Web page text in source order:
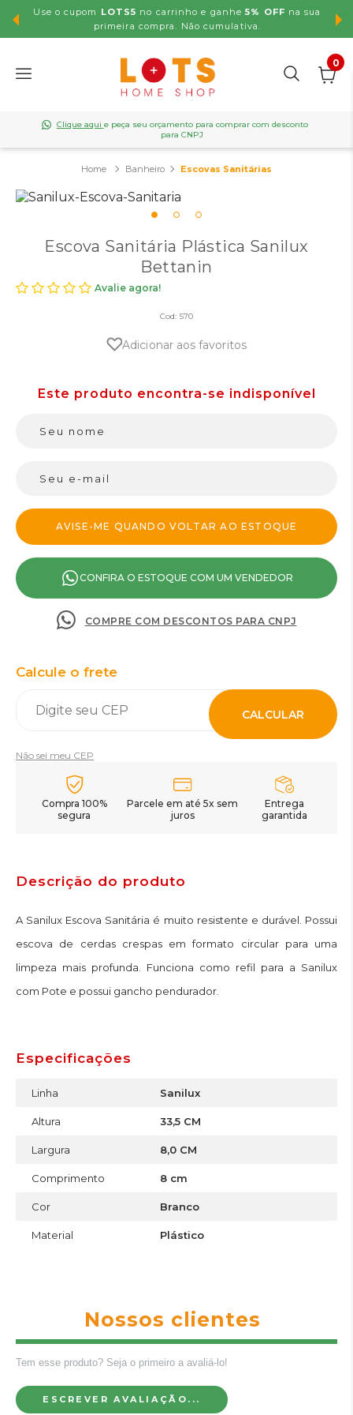
Use o cupom LOTS5 no carrinho e ganhe5% OFF na sua
primeira compra. Não cumulativa.
0
Clique aqui e peça seu orçamento para comprar com desconto
para CNPJ
Banheiro Escovas Sanitárias
Escova Sanitária Plástica Sanilux
Bettanin
Avalie agora!
Cod: 570
Adicionar aos favoritos
CONFIRA O ESTOQUE COM UM VENDEDOR
COMPRE COM DESCONTOS PARA CNPJ
Calcule o frete
CALCULAR
Não sei meu CEP
Compra 100%
segura
Parcele em até 5x sem
juros
Entrega
garantida
Descrição do produto
A Sanilux Escova Sanitária é muito resistente e durável. Possui
escova de cerdas crespas em formato circular para uma
limpeza mais profunda. Funciona como refil para a Sanilux
com Pote e possui gancho pendurador.
Especificações
Linha Sanilux
Altura 33,5 CM
Largura 8,0 CM
Comprimento 8 cm
Cor Branco
Material Plástico
Nossos clientes
Tem esse produto? Seja o primeiro a avaliá-lo!
ESCREVER AVALIAÇÃO...